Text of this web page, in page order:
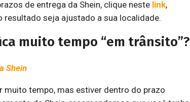
de entrega da Shein, clique neste link,
resultado seja ajustado a sua localidade.
muito tempo “em trânsito”?
Shein
muito tempo, mas estiver dentro do prazo